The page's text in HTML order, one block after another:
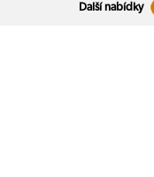
Další nabídky